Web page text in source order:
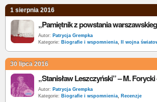
1 sierpnia 2016
Autor: Patrycja Grempka
Kategorie: Biografie i wspomnienia, II wojna
30 lipca 2016
„Stanisław Leszczyński” – M.
Autor: Patrycja Grempka
Kategorie: Biografie i wspomnienia, Recenzje